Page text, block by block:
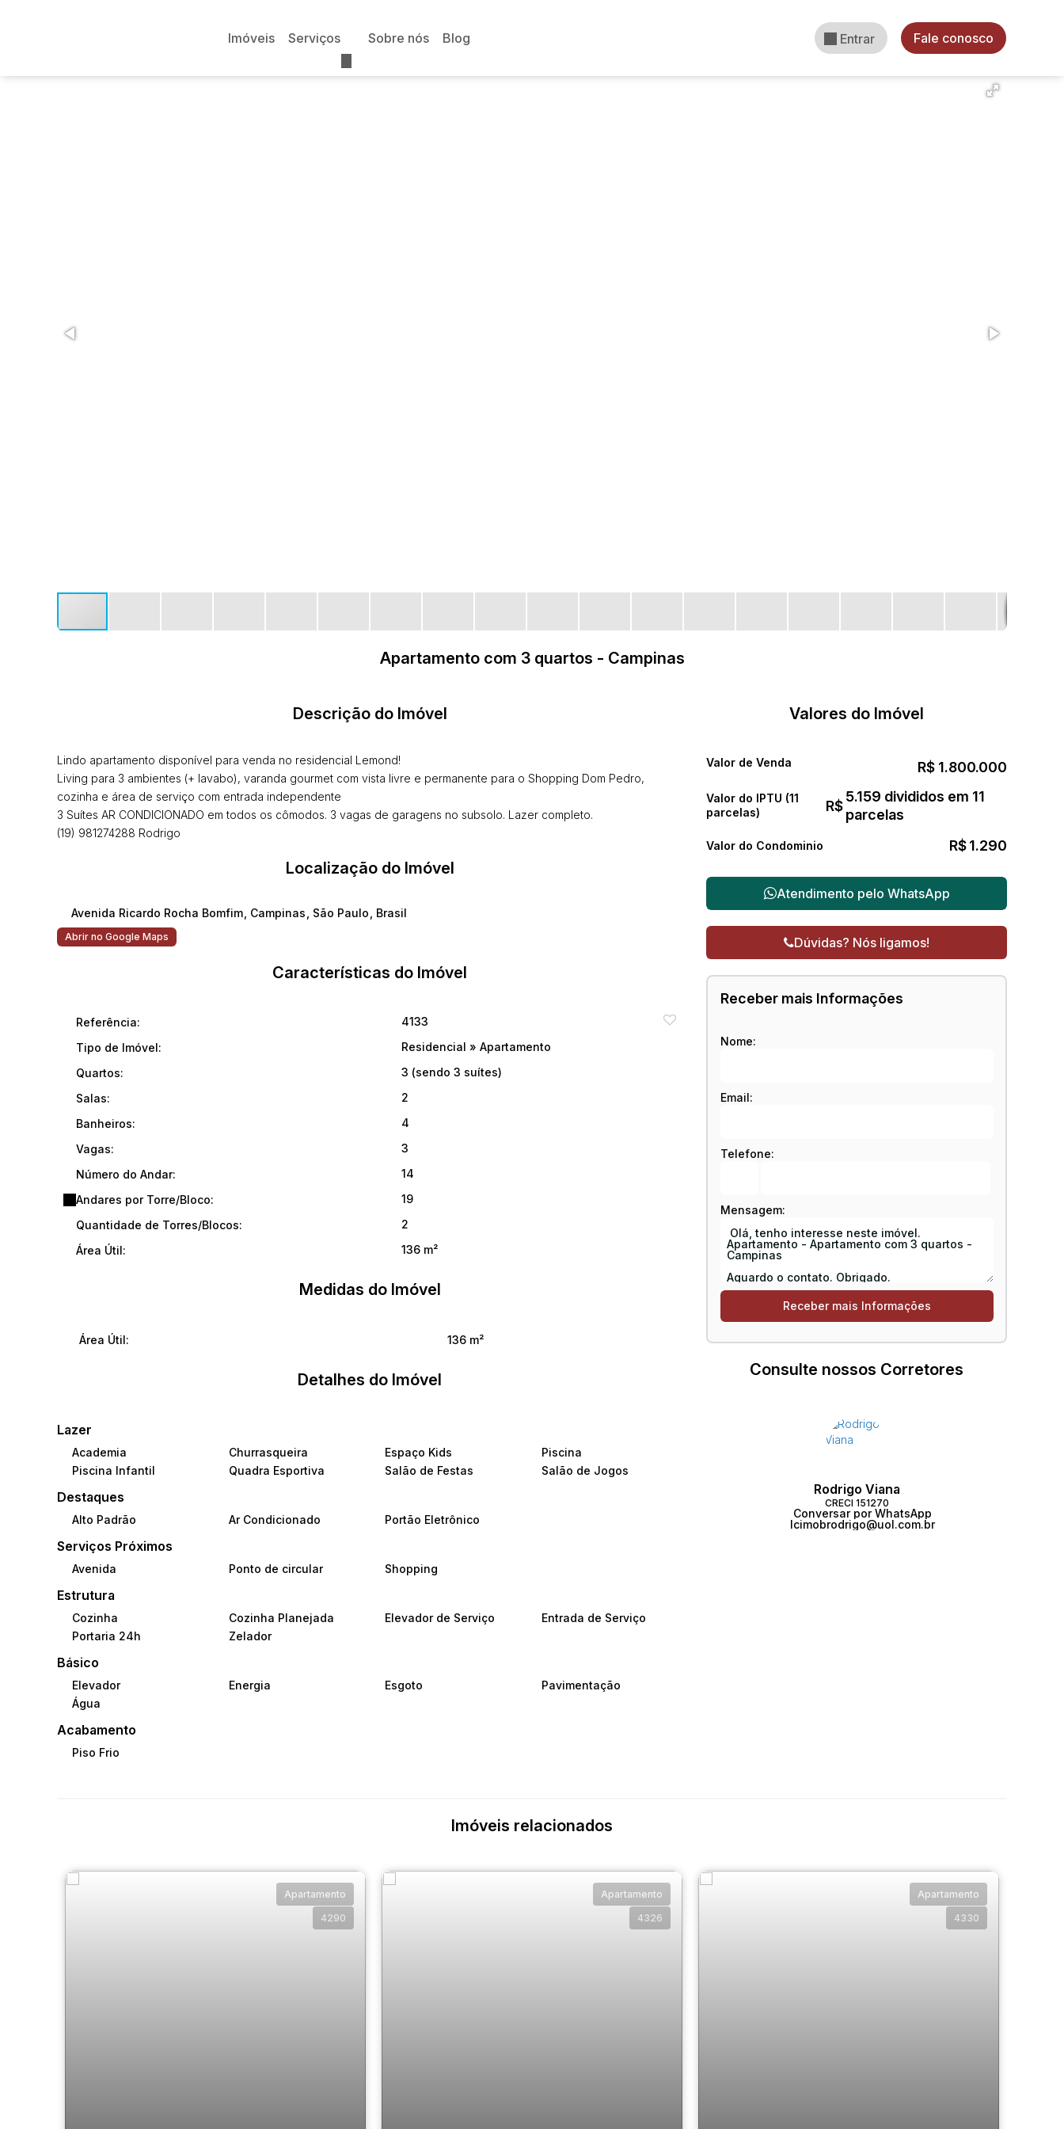
Fale conosco
Entrar
Blog
Sobre nós
Serviços
Imóveis
Apartamento com 3 quartos - Campinas
Descrição do Imóvel
Lindo apartamento disponível para venda no residencial Lemond!
Living para 3 ambientes (+ lavabo), varanda gourmet com vista livre e permanente para o Shopping Dom Pedro,
cozinha e área de serviço com entrada independente
3 Suítes AR CONDICIONADO em todos os cômodos. 3 vagas de garagens no subsolo. Lazer completo.
(19) 981274288 Rodrigo
Localização do Imóvel
Avenida Ricardo Rocha Bomfim Campinas São Paulo Brasil
Abrir no Google Maps
Características do Imóvel
Referência:
4133
Tipo de Imóvel:
Residencial » Apartamento
Quartos:
3 (sendo 3 suítes)
Salas:
2
Banheiros:
4
Vagas:
3
Número do Andar:
14
Andares por Torre/Bloco:
19
Quantidade de Torres/Blocos:
2
Área Útil:
136 m²
Medidas do Imóvel
Área Útil: 136 m²
Detalhes do Imóvel
Lazer
Academia Churrasqueira Espaço Kids
Piscina
Piscina Infantil
Quadra Esportiva Salão de Festas Salão de Jogos
Destaques
Alto Padrão Ar Condicionado Portão Eletrônico
Serviços Próximos
Avenida Ponto de circular Shopping
Estrutura
Cozinha Cozinha Planejada Elevador de Serviço
Entrada de Serviço
Portaria 24h
Zelador
Básico
Elevador Energia Esgoto
Pavimentação
Água
Acabamento
Piso Frio
Valores do Imóvel
R$ 1.800.000
Valor de Venda
Valor do IPTU (11
parcelas)
R$
5.159 divididos em 11
parcelas
Valor do Condominio R$1.290
Atendimento pelo WhatsApp
Dúvidas? Nós ligamos!
Receber mais Informações
Nome:
Email:
Telefone:
Mensagem:
Consulte nossos Corretores
Rodrigo Viana
CRECI 151270
Conversar por WhatsApp
lcimobrodrigo@uol.com.br
Imóveis relacionados
Apartamento
4290
Apartamento
4326
Apartamento
4330